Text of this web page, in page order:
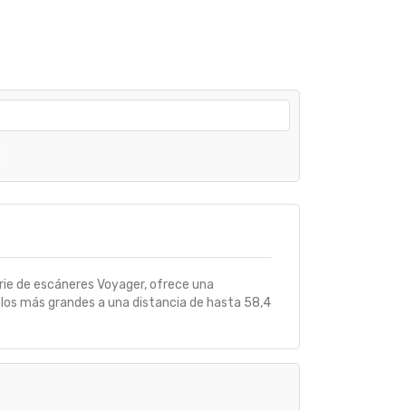
de escáneres Voyager, ofrece una
más grandes a una distancia de hasta 58,4